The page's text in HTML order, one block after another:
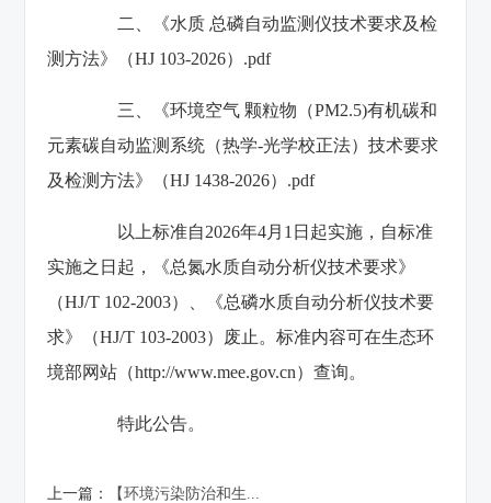
二、
《水质 总磷自动监测仪技术要求及检
测方法》（HJ 103-2026）.pdf
三、
《环境空气 颗粒物（PM2.5)有机碳和
元素碳自动监测系统（热学-光学校正法）技术要求
及检测方法》（HJ 1438-2026）.pdf
以上标准自2026年4月1日起实施，自标准
实施之日起，《总氮水质自动分析仪技术要求》
（HJ/T 102-2003）、《总磷水质自动分析仪技术要
求》（HJ/T 103-2003）废止。标准内容可在生态环
境部网站（http://www.mee.gov.cn）查询。
特此公告。
上一篇：
【环境污染防治和生...